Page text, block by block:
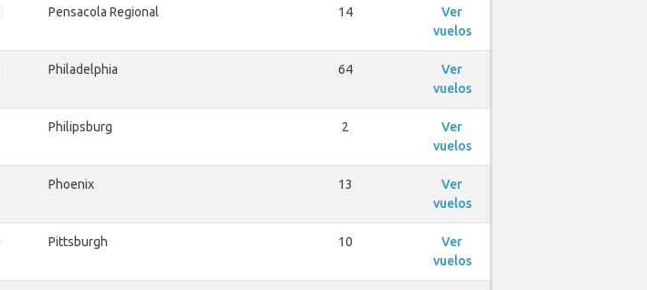
Pensacola Regional 14
Ver
vuelos
Philadelphia 64
Ver
vuelos
Philipsburg 2
Ver
vuelos
Phoenix 13
Ver
vuelos
Pittsburgh 10
Ver
vuelos